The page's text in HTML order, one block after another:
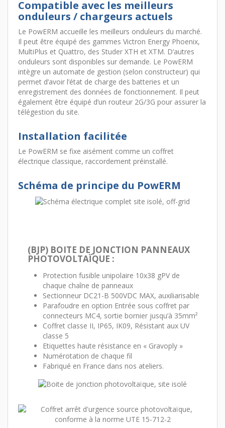
Compatible avec les meilleurs
onduleurs / chargeurs actuels
Le PowERM accueille les meilleurs onduleurs du marché.
Il peut être équipé des gammes Victron Energy Phoenix,
MultiPlus et Quattro, des Studer XTH et XTM. D’autres
onduleurs sont disponibles sur demande. Le PowERM
intègre un automate de gestion (selon constructeur) qui
permet d’avoir l’état de charge des batteries et un
enregistrement des données de fonctionnement. Il peut
également être équipé d’un routeur 2G/3G pour assurer la
télégestion du site.
Installation facilitée
Le PowERM se fixe aisément comme un coffret
électrique classique, raccordement préinstallé.
Schéma de principe du PowERM
(BJP) BOITE DE JONCTION PANNEAUX
PHOTOVOLTAÏQUE :
Protection fusible unipolaire 10x38 gPV de
chaque chaîne de panneaux
Sectionneur DC21-B 500VDC MAX, auxiliarisable
Parafoudre en option Entrée sous coffret par
connecteurs MC4, sortie bornier jusqu’à 35mm²
Coffret classe II, IP65, IK09, Résistant aux UV
classe 5
Etiquettes haute résistance en « Gravoply »
Numérotation de chaque fil
Fabriqué en France dans nos ateliers.